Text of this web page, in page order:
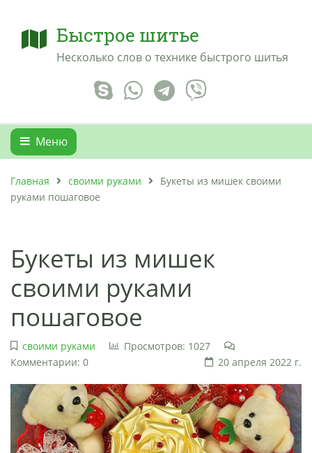
Быстрое шитье
Несколько слов о технике быстрого шитья
Меню
Главная своими руками
Букеты из мишек своими
руками пошаговое
Букеты из мишек
своими руками
пошаговое
своими руками
Просмотров: 1027
Комментарии: 0
20 апреля 2022 г.